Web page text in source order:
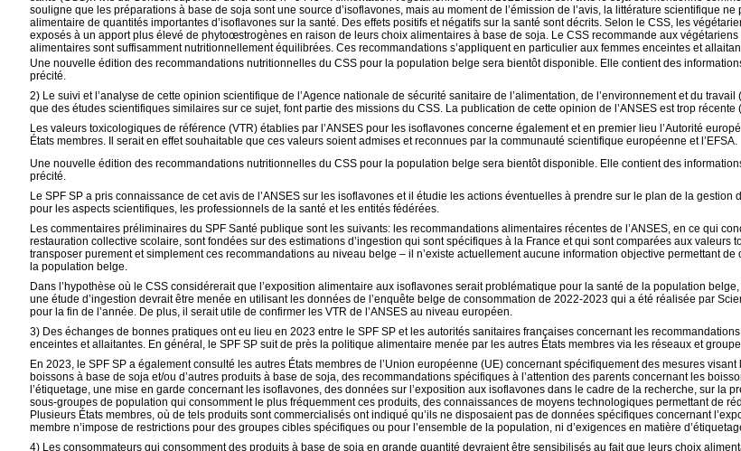
souligne que les préparations à base de soja sont une source d’isoflavones, mais au moment de l’émission de l’avis, la littérature scientifique
alimentaire de quantités importantes d’isoflavones sur la santé. Des effets positifs et négatifs sur la santé sont décrits. Selon le CSS, les
exposés à un apport plus élevé de phytoœstrogènes en raison de leurs choix alimentaires à base de soja. Le CSS recommande aux
alimentaires sont suffisamment nutritionnellement équilibrées. Ces recommandations s’appliquent en particulier aux femmes enceintes et
Une nouvelle édition des recommandations nutritionnelles du CSS pour la population belge sera bientôt disponible. Elle contient des
précité.
2) Le suivi et l’analyse de cette opinion scientifique de l’Agence nationale de sécurité sanitaire de l’alimentation, de l’environnement et du travail
que des études scientifiques similaires sur ce sujet, font partie des missions du CSS. La publication de cette opinion de l’ANSES est trop
Les valeurs toxicologiques de référence (VTR) établies par l’ANSES pour les isoflavones concerne également et en premier lieu l’Autorité
États membres. Il serait en effet souhaitable que ces valeurs soient admises et reconnues par la communauté scientifique européenne et l’EFSA.
Une nouvelle édition des recommandations nutritionnelles du CSS pour la population belge sera bientôt disponible. Elle contient des
précité.
Le SPF SP a pris connaissance de cet avis de l’ANSES sur les isoflavones et il étudie les actions éventuelles à prendre sur le plan de la
pour les aspects scientifiques, les professionnels de la santé et les entités fédérées.
Les commentaires préliminaires du SPF Santé publique sont les suivants: les recommandations alimentaires récentes de l’ANSES, en ce qui
restauration collective scolaire, sont fondées sur des estimations d’ingestion qui sont spécifiques à la France et qui sont comparées aux
transposer purement et simplement ces recommandations au niveau belge – il n’existe actuellement aucune information objective permettant
la population belge.
Dans l’hypothèse où le CSS considérerait que l’exposition alimentaire aux isoflavones serait problématique pour la santé de la population
une étude d’ingestion devrait être menée en utilisant les données de l’enquête belge de consommation de 2022-2023 qui a été réalisée par
pour la fin de l’année. De plus, il serait utile de confirmer les VTR de l’ANSES au niveau européen.
3) Des échanges de bonnes pratiques ont eu lieu en 2023 entre le SPF SP et les autorités sanitaires françaises concernant les
enceintes et allaitantes. En général, le SPF SP suit de près la politique alimentaire menée par les autres États membres via les réseaux et
En 2023, le SPF SP a également consulté les autres États membres de l’Union européenne (UE) concernant spécifiquement des mesures
boissons à base de soja et/ou d’autres produits à base de soja, des recommandations spécifiques à l’attention des parents concernant les
l’étiquetage, une mise en garde concernant les isoflavones, des données sur l’exposition aux isoflavones dans le cadre de la recherche, sur la
sous-groupes de population qui consomment le plus fréquemment ces produits, des connaissances de moyens technologiques permettant de
Plusieurs États membres, où de tels produits sont commercialisés ont indiqué qu’ils ne disposaient pas de données spécifiques concernant
membre n’impose de restrictions pour des groupes cibles spécifiques ou pour l’ensemble de la population, ni d’exigences en matière
4) Les consommateurs qui consomment des produits à base de soja en grande quantité devraient être sensibilisés au fait que leurs choix